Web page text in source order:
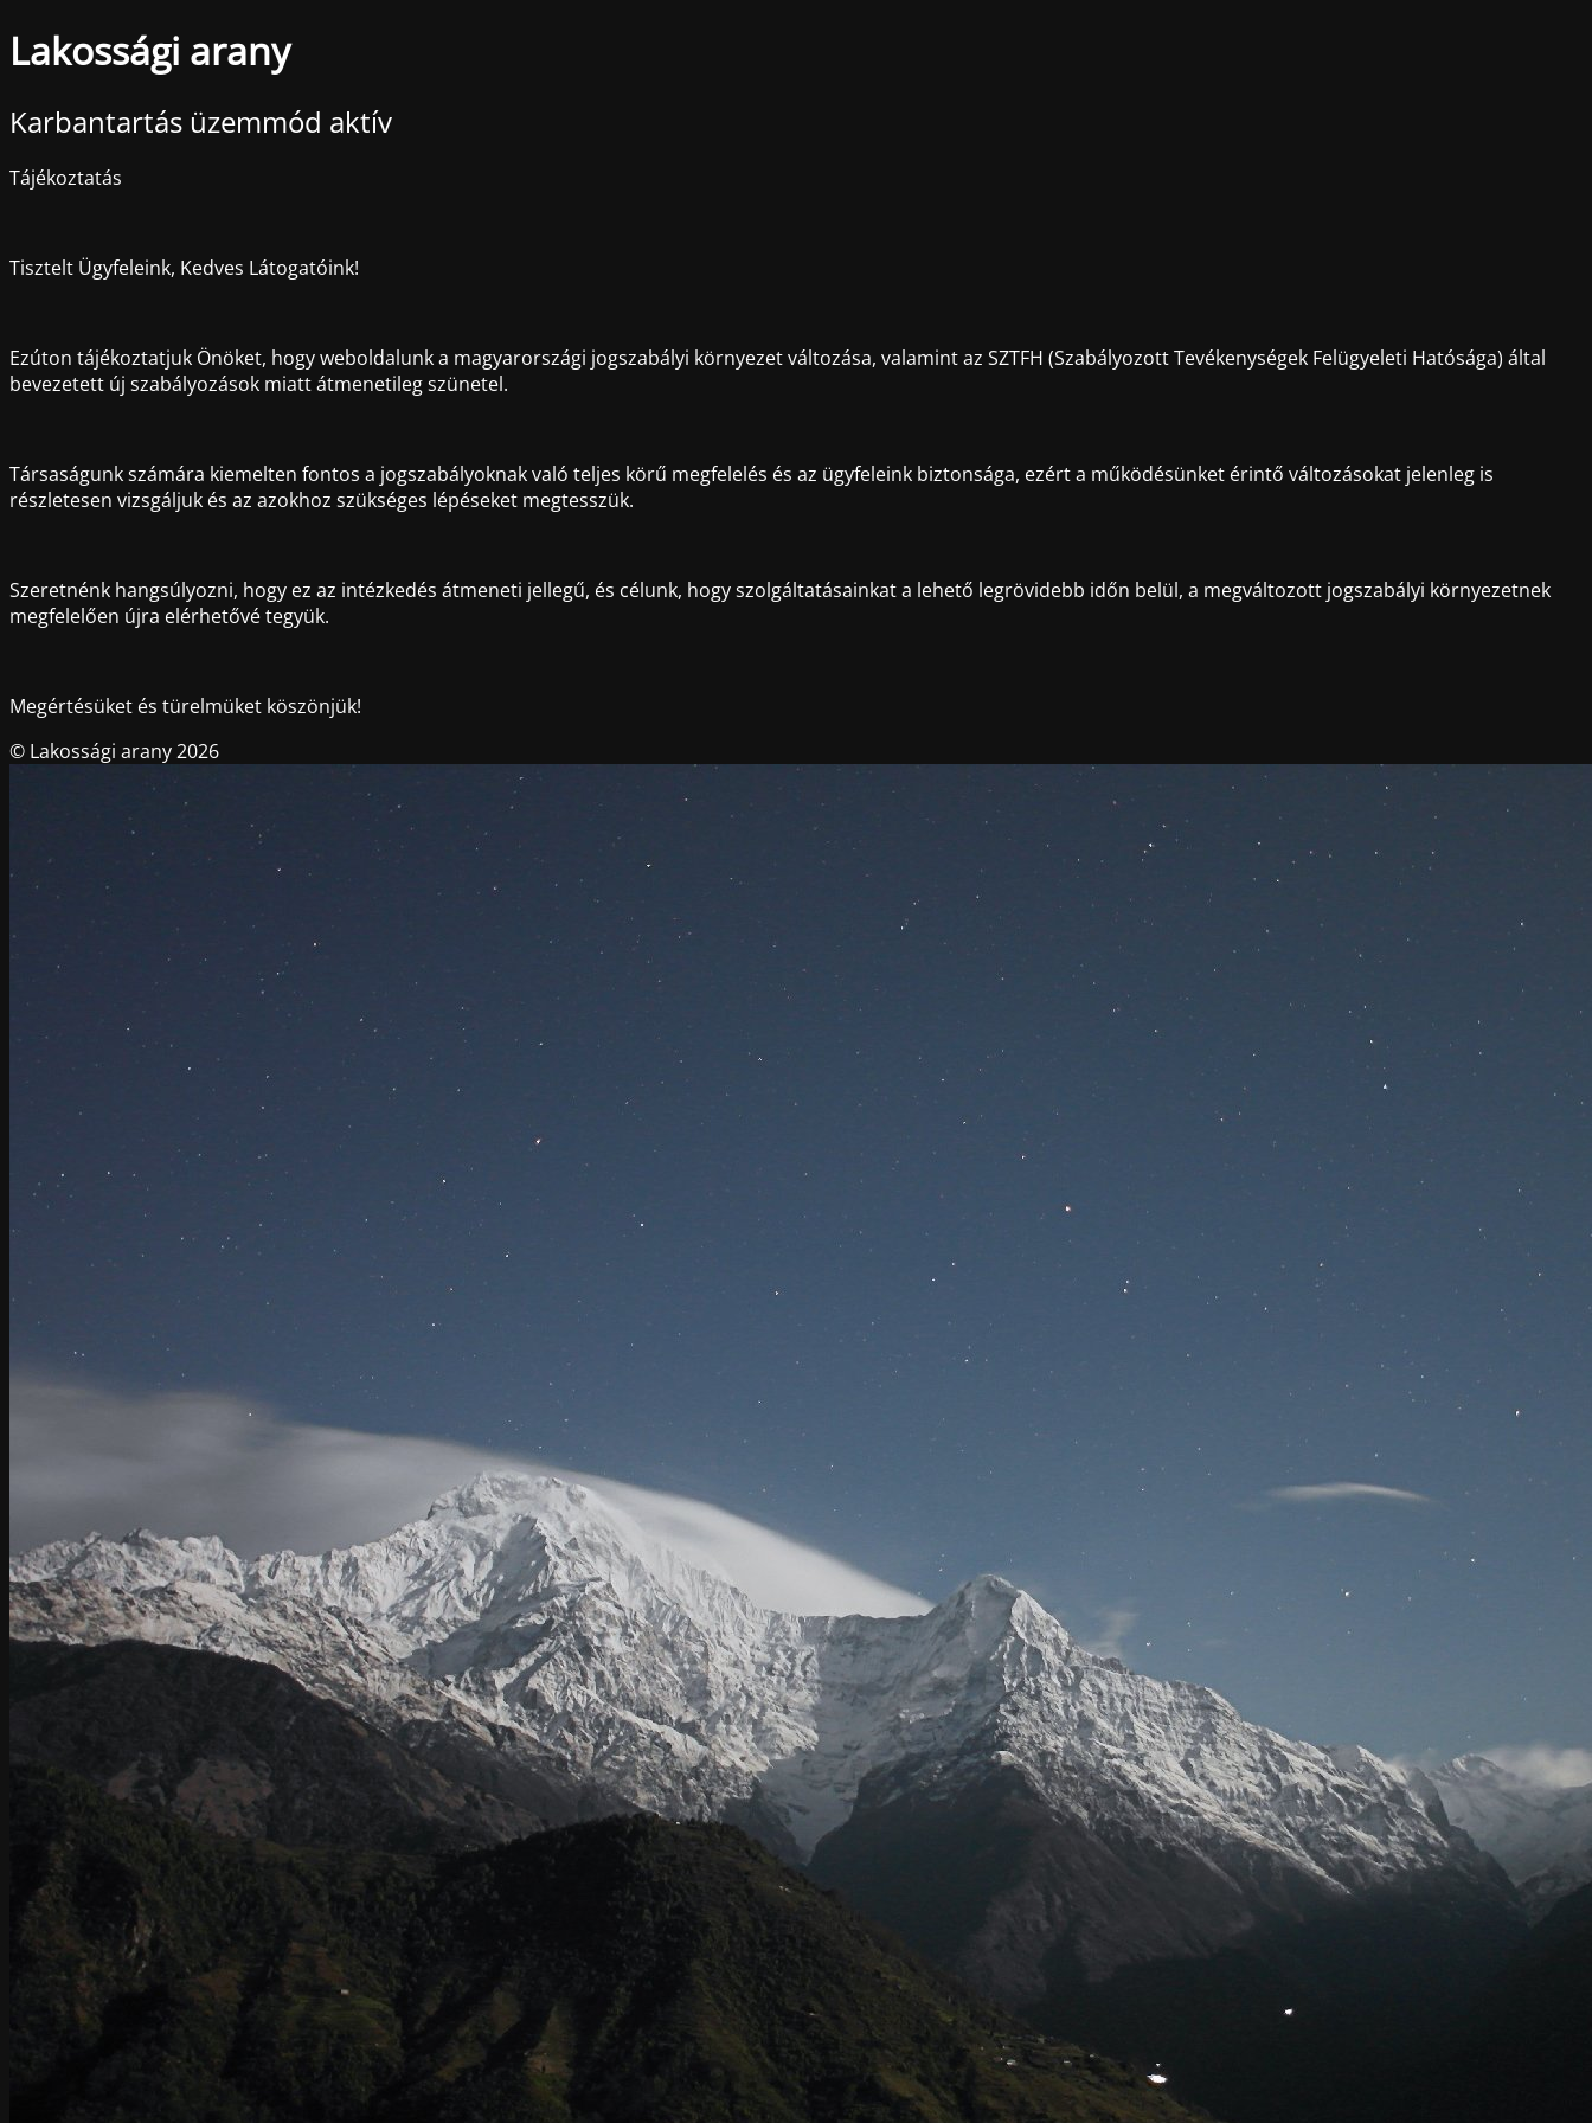
Lakossági arany
Karbantartás üzemmód aktív
Tájékoztatás
Tisztelt Ügyfeleink, Kedves Látogatóink!
Ezúton tájékoztatjuk Önöket, hogy weboldalunk a magyarországi jogszabályi környezet változása, valamint az SZTFH (Szabályozott Tevékenységek Felügyeleti Hatósága) által
bevezetett új szabályozások miatt átmenetileg szünetel.
Társaságunk számára kiemelten fontos a jogszabályoknak való teljes körű megfelelés és az ügyfeleink biztonsága, ezért a működésünket érintő változásokat jelenleg is
részletesen vizsgáljuk és az azokhoz szükséges lépéseket megtesszük.
Szeretnénk hangsúlyozni, hogy ez az intézkedés átmeneti jellegű, és célunk, hogy szolgáltatásainkat a lehető legrövidebb időn belül, a megváltozott jogszabályi környezetnek
megfelelően újra elérhetővé tegyük.
Megértésüket és türelmüket köszönjük!
© Lakossági arany 2026